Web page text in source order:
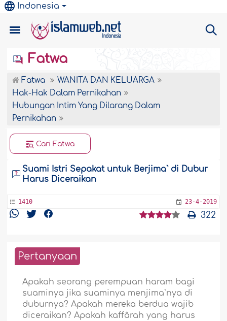
Indonesia
Fatwa
Fatwa
WANITA DAN KELUARGA
Hak-Hak Dalam Pernikahan
Hubungan Intim Yang Dilarang Dalam
Pernikahan
Cari Fatwa
Suami Istri Sepakat untuk Berjima` di Dubur
Harus Diceraikan
1410 23-4-2019
322
Pertanyaan
Apakah seorang perempuan haram bagi
suaminya jika suaminya menjima`nya di
duburnya? Apakah mereka berdua wajib
diceraikan? Apakah kaffârah yang harus